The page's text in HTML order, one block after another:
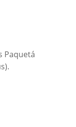
Paquetá